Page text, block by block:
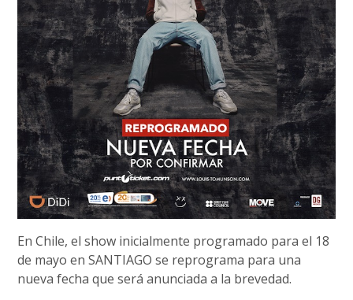
En Chile, el show inicialmente programado para el 18
de mayo en SANTIAGO se reprograma para una
nueva fecha que será anunciada a la brevedad.